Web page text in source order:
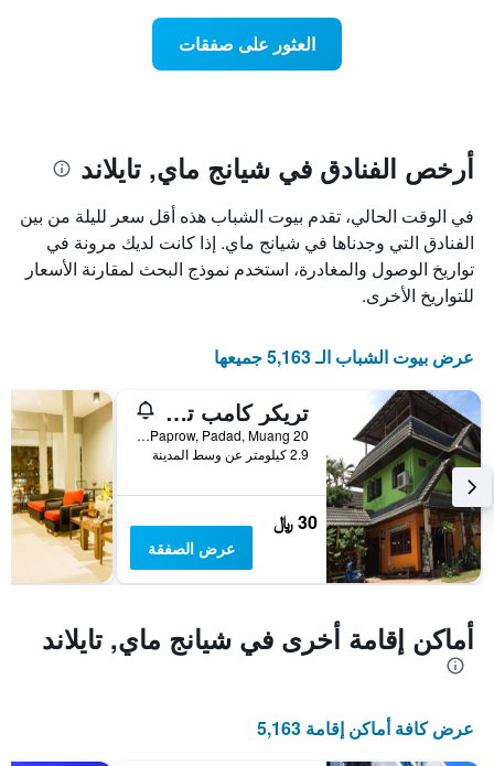
محور
الذي
يعرض
عدد
الأيام
قبل
المخطط
التالي
1
محور
Y
الذي
يعرض
متوسط
سعر
غرفة
العثور على صفقات
أرخص الفنادق في شيانج ماي, تايلاند
في الوقت الحالي، تقدم بيوت الشباب هذه أقل سعر لليلة من بين
الفنادق التي وجدناها في شيانج ماي. إذا كانت لديك مرونة في
تواريخ الوصول والمغادرة، استخدم نموذج البحث لمقارنة الأسعار
للتواريخ الأخرى.
عرض بيوت الشباب الـ 5,163 جميعها
تريكر كامب تشيانج ماي - هوستل
20 Paprow, Padad, Muang, شيانج ماي, تايلاند
2.9 كيلومتر عن وسط المدينة
30 ﷼
عرض الصفقة
أماكن إقامة أخرى في شيانج ماي, تايلاند
عرض كافة أماكن إقامة 5,163